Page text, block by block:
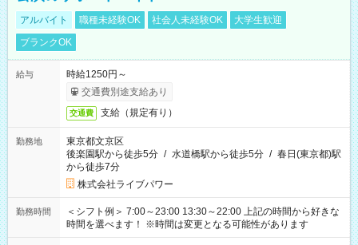
アルバイト 職種未経験OK 社会人未経験OK
大学生歓迎
ブランクOK
給与
時給1250円～
交通費別途支給あり
交通費 支給（規定有り）
勤務地
東京都文京区
後楽園駅から徒歩5分 / 水道橋駅から徒歩5分 / 春日(東京都)駅
から徒歩7分
株式会社ライブパワー
勤務時間
＜シフト例＞ 7:00～23:00 13:30～22:00 上記の時間から好きな
時間を選べます！ ※時間は変更となる可能性があります